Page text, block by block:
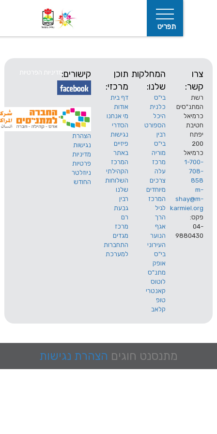
המחלקות
שלנו:
בי"ס
כלנית
היכל
הספורט
רבין
בי"ס
מוריה
מרכז
עלה
צרכים
מיוחדים
המרכז
לגיל
הרך
אגף
הנוער
תוכן
מרכזי:
דף בית
אודות
מי אנחנו
הסדרי
נגישות
פיזיים
באתר
המרכז
הקהילתי
השלוחות
שלנו
רבין
גבעת
רם
מרכז
מגדים
התחברות
למערכת
קישורים:
הצהרת
נגישות
מדיניות
פרטיות
ניוזלטר
החודש
מדיניות הפרטיות
מתנסנט חוגים הצהרת נגישות